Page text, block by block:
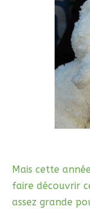
Mais cette
faire découvrir
assez grande